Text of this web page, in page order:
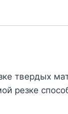
твердых
резке